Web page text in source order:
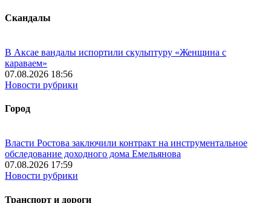
Скандалы
В Аксае вандалы испортили скульптуру «Женщина с
караваем»
07.08.2026 18:56
Новости рубрики
Город
Власти Ростова заключили контракт на инструментальное
обследование доходного дома Емельянова
07.08.2026 17:59
Новости рубрики
Транспорт и дороги